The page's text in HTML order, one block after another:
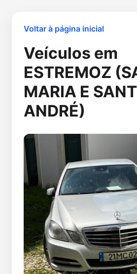
Voltar à página inicial
Veículos em
ESTREMOZ
MARIA E
ANDRÉ)